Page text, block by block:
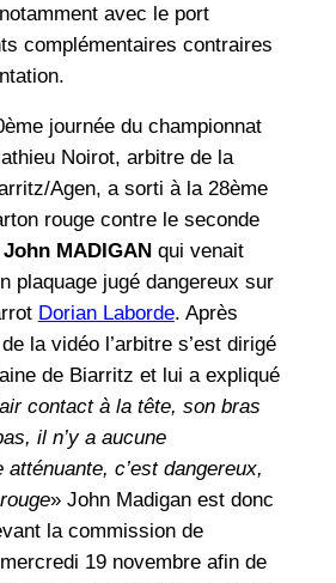
avec le port
complémentaires contraires
journée du championnat
Noirot, arbitre de la
Agen, a sorti à la 28ème
rouge contre le seconde
John MADIGAN qui venait
plaquage jugé dangereux sur
Dorian Laborde. Après
la vidéo l’arbitre s’est dirigé
de Biarritz et lui a expliqué
contact à la tête, son bras
il n’y a aucune
c’est dangereux,
» John Madigan est donc
la commission de
19 novembre afin de